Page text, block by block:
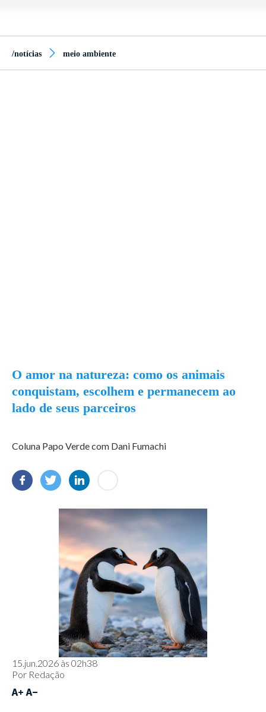
/notícias meio ambiente
O amor na natureza: como os animais
conquistam, escolhem e permanecem ao
lado de seus parceiros
Coluna Papo Verde com Dani Fumachi
15.jun.2026 às 02h38
Por Redação